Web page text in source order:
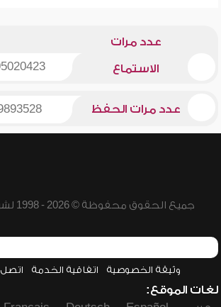
عدد مرات
الاستماع
عدد مرات الحفظ
جميع الحقوق محفوظة © 2026 - 1998 لشبكة إسلام ويب
وثيقة الخصوصية اتفاقية الخدمة اتصل
لغات الموقع: